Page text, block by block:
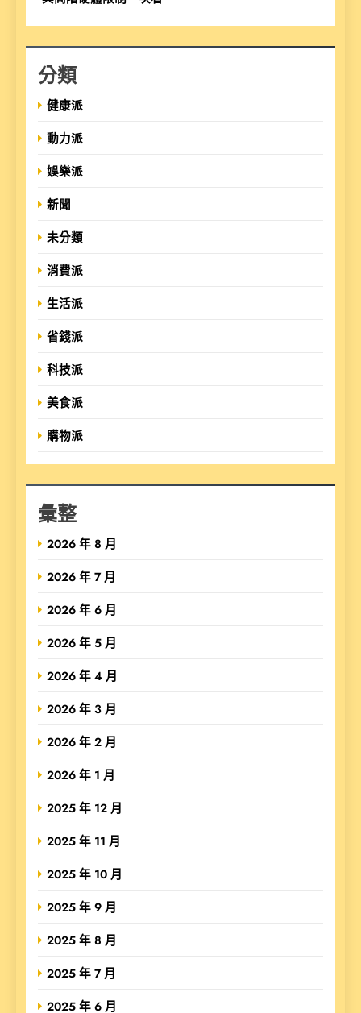
分類
健康派
動力派
娛樂派
新聞
未分類
消費派
生活派
省錢派
科技派
美食派
購物派
彙整
2026 年 8 月
2026 年 7 月
2026 年 6 月
2026 年 5 月
2026 年 4 月
2026 年 3 月
2026 年 2 月
2026 年 1 月
2025 年 12 月
2025 年 11 月
2025 年 10 月
2025 年 9 月
2025 年 8 月
2025 年 7 月
2025 年 6 月